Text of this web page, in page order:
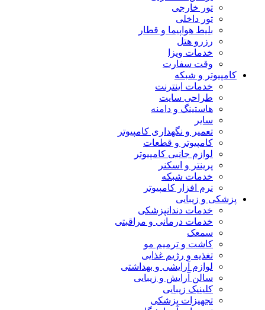
تور خارجی
تور داخلی
بلیط هواپیما و قطار
رزرو هتل
خدمات ویزا
وقت سفارت
کامپیوتر و شبکه
خدمات اینترنت
طراحی سایت
هاستینگ و دامنه
سایر
تعمیر و نگهداری کامپیوتر
کامپیوتر و قطعات
لوازم جانبی کامپیوتر
پرینتر و اسکنر
خدمات شبکه
نرم افزار کامپیوتر
پزشکی و زیبایی
خدمات دندانپزشکی
خدمات درمانی و مراقبتی
سمعک
کاشت و ترمیم مو
تغذیه و رژیم غذایی
لوازم آرایشی و بهداشتی
سالن آرایش و زیبایی
کلینیک زیبایی
تجهیزات پزشکی